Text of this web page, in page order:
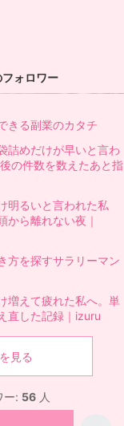
ォロワー
きる副業のカタチ
詰めだけが早いと言わ
の件数を数えたあと指
明るいと言われた私
から離れない夜｜
方を探すサラリーマン
増えて疲れた私へ。単
直した記録｜izuru
見る
ー: 56 人